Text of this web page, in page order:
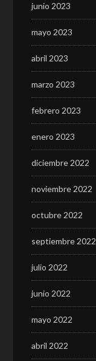
junio 2023
mayo 2023
abril 2023
marzo 2023
febrero 2023
enero 2023
diciembre 2022
noviembre 2022
octubre 2022
septiembre 2022
julio 2022
junio 2022
mayo 2022
abril 2022